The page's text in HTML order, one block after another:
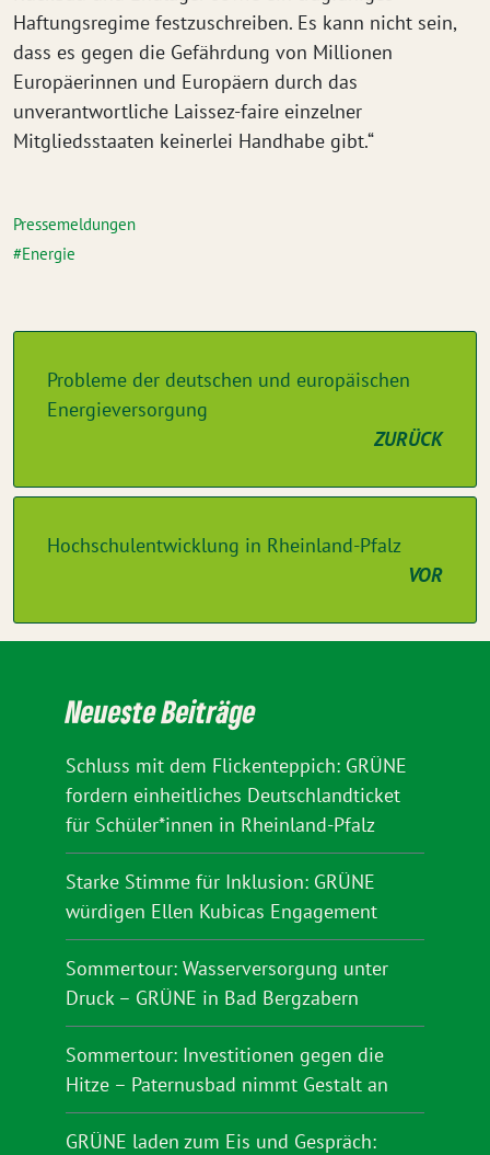
Haftungsregime festzuschreiben. Es kann nicht sein,
dass es gegen die Gefährdung von Millionen
Europäerinnen und Europäern durch das
unverantwortliche Laissez-faire einzelner
Mitgliedsstaaten keinerlei Handhabe gibt.“
Pressemeldungen
Energie
Probleme der deutschen und europäischen
Energieversorgung
ZURÜCK
Hochschulentwicklung in Rheinland-Pfalz
VOR
Neueste Beiträge
Schluss mit dem Flickenteppich: GRÜNE
fordern einheitliches Deutschlandticket
für Schüler*innen in Rheinland-Pfalz
Starke Stimme für Inklusion: GRÜNE
würdigen Ellen Kubicas Engagement
Sommertour: Wasserversorgung unter
Druck – GRÜNE in Bad Bergzabern
Sommertour: Investitionen gegen die
Hitze – Paternusbad nimmt Gestalt an
GRÜNE laden zum Eis und Gespräch: